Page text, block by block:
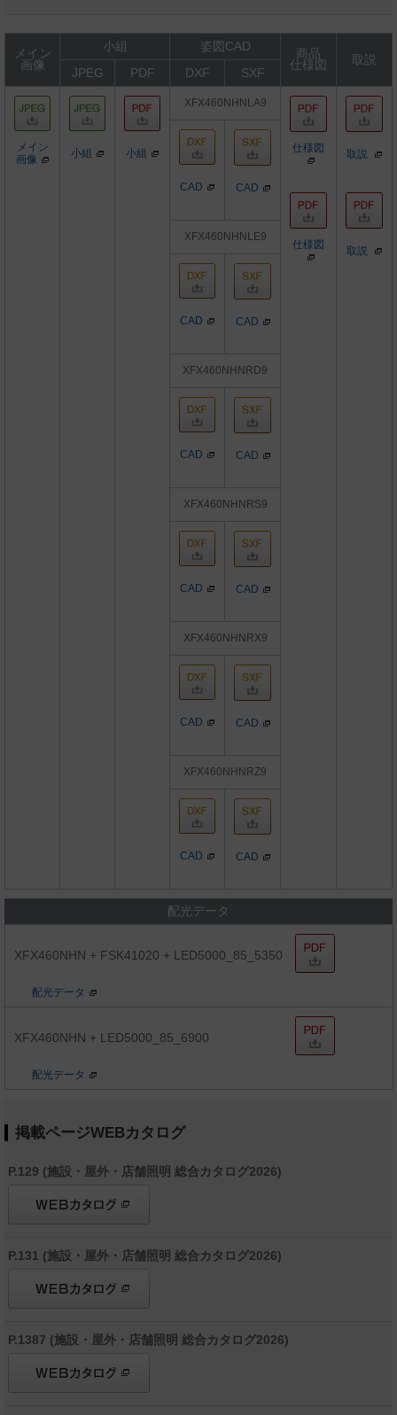
メイン
画像
小組 姿図CAD
商品
仕様図
取説
JPEG
PDF DXF SXF
メイン
画像
小組 小組
XFX460NHNLA9
仕様図
仕様図
取説
取説
CAD CAD
XFX460NHNLE9
CAD CAD
XFX460NHNRD9
CAD CAD
XFX460NHNRS9
CAD CAD
XFX460NHNRX9
CAD CAD
XFX460NHNRZ9
CAD CAD
配光データ
XFX460NHN + FSK41020 + LED5000_85_5350
配光データ
XFX460NHN + LED5000_85_6900
配光データ
掲載ページWEBカタログ
P.129 (施設・屋外・店舗照明 総合カタログ2026)
P.131 (施設・屋外・店舗照明 総合カタログ2026)
P.1387 (施設・屋外・店舗照明 総合カタログ2026)